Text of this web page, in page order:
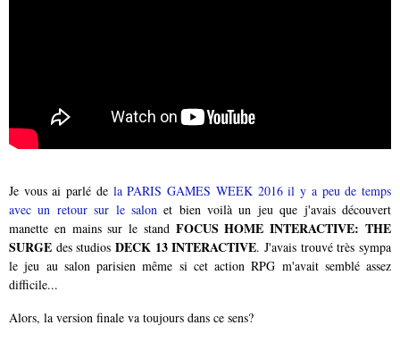
Je vous ai parlé de la PARIS GAMES WEEK 2016 il y a peu de temps
avec un retour sur le salon et bien voilà un jeu que j'avais découvert
manette en mains sur le stand FOCUS HOME INTERACTIVE: THE
SURGE des studios DECK 13 INTERACTIVE. J'avais trouvé très sympa
le jeu au salon parisien même si cet action RPG m'avait semblé assez
difficile...
Alors, la version finale va toujours dans ce sens?